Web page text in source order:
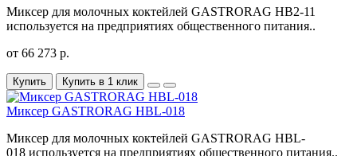
Миксер для молочных коктейлей GASTRORAG HB2-11
используется на предприятиях общественного питания..
от 66 273 р.
Купить Купить в 1 клик
Миксер GASTRORAG HBL-018
Миксер для молочных коктейлей GASTRORAG HBL-
018 используется на предприятиях общественного питания..